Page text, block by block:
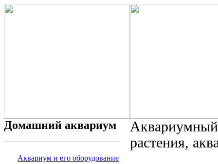
Домашний аквариум
Аквариум и его оборудование
растения,